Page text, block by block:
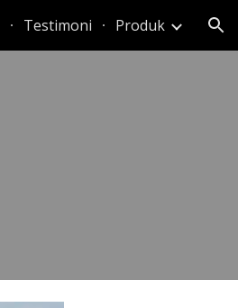
Testimoni Produk